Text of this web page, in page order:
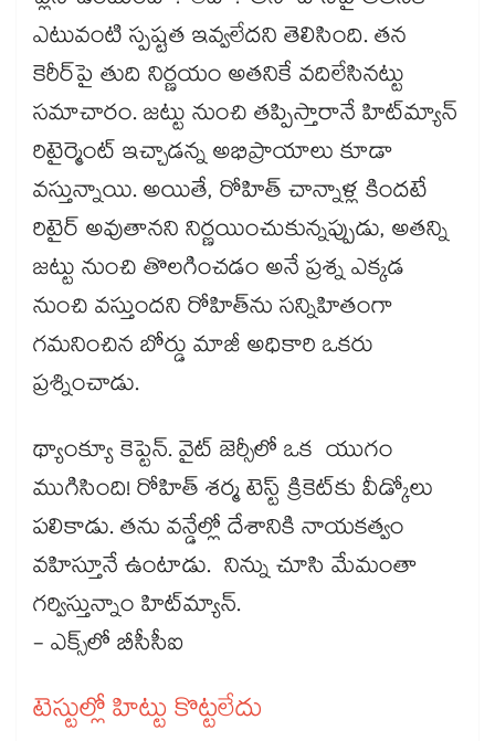
ఎటువంటి స్పష్టత ఇవ్వలేదని తెలిసింది. తన
కెరీర్‌‌‌‌‌‌‌‌‌‌‌‌‌‌‌‌పై తుది నిర్ణయం అతనికే వదిలేసినట్టు
సమాచారం. జట్టు నుంచి తప్పిస్తారానే హిట్‌‌‌‌‌‌‌‌మ్యాన్‌‌‌‌‌‌‌‌
రిటైర్మెంట్ ఇచ్చాడన్న అభిప్రాయాలు కూడా
వస్తున్నాయి. అయితే, రోహిత్ చాన్నాళ్ల కిందటే
రిటైర్ అవుతానని నిర్ణయించుకున్నప్పుడు, అతన్ని
జట్టు నుంచి తొలగించడం అనే ప్రశ్న ఎక్కడ
నుంచి వస్తుందని రోహిత్‌‌‌‌‌‌‌‌ను సన్నిహితంగా
గమనించిన బోర్డు మాజీ అధికారి ఒకరు
ప్రశ్నించాడు.
థ్యాంక్యూ కెప్టెన్‌‌. వైట్ జెర్సీలో ఒక యుగం
ముగిసింది! రోహిత్ శర్మ టెస్ట్ క్రికెట్‌‌కు వీడ్కోలు
పలికాడు. తను వన్డేల్లో దేశానికి నాయకత్వం
వహిస్తూనే ఉంటాడు. నిన్ను చూసి మేమంతా
గర్విస్తున్నాం హిట్‌‌మ్యాన్.
- ‌‌ఎక్స్‌‌లో బీసీసీఐ
టెస్టుల్లో హిట్టు కొట్టలేదు